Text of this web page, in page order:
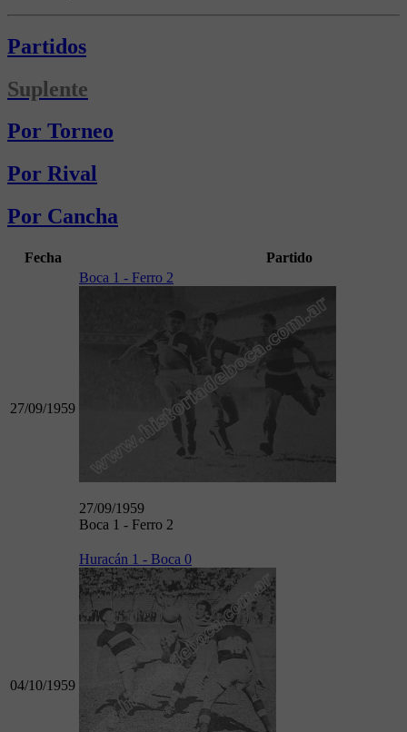
Partidos
Suplente
Por Torneo
Por Rival
Por Cancha
Fecha Partido
27/09/1959
Boca 1 - Ferro 2
27/09/1959
Boca 1 - Ferro 2
04/10/1959
Huracán 1 - Boca 0